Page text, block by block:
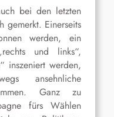
bei den letzten
gemerkt. Einerseits
werden, ein
und links“,
inszeniert werden,
ansehnliche
Ganz zu
fürs Wählen